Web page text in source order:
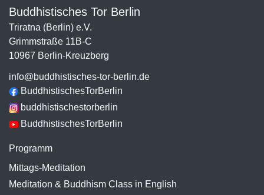
Buddhistisches Tor Berlin
Triratna (Berlin) e.V.
Grimmstraße 11B-C
10967 Berlin-Kreuzberg
info@buddhistisches-tor-berlin.de
BuddhistischesTorBerlin
buddhistischestorberlin
BuddhistischesTorBerlin
Programm
Mittags-Meditation
Meditation & Buddhism Class in English